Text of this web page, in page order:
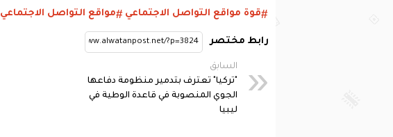
قوة مواقع التواصل الاجتماعي
مواقع التواصل الاجتماعي
رابط مختصر
السابق
"تركيا" تعترف بتدمير منظومة دفاعها
الجوي المنصوبة في قاعدة الوطية في
ليبيا